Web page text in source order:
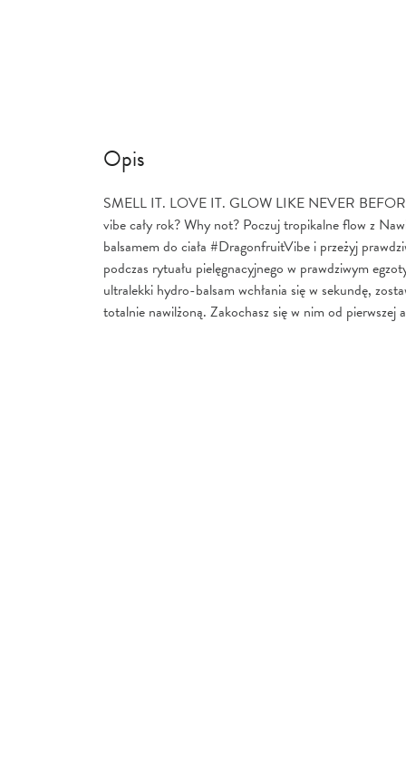
Opis
SMELL IT. LOVE IT. GLOW LIKE NEVER
vibe cały rok? Why not? Poczuj tropikalne flow z
balsamem do ciała #DragonfruitVibe i przeżyj
podczas rytuału pielęgnacyjnego w prawdziwym
ultralekki hydro-balsam wchłania się w sekundę,
totalnie nawilżoną. Zakochasz się w nim od pierwszej